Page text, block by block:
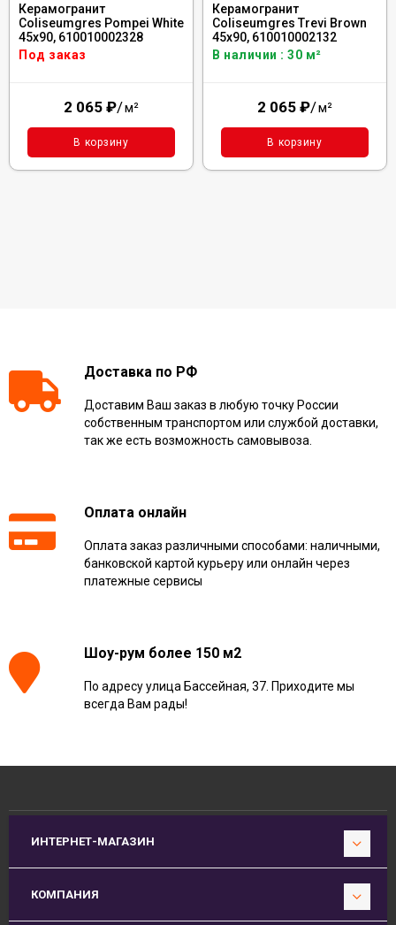
Керамогранит
Coliseumgres Pompei White
45x90, 610010002328
Под заказ
2 065 ₽/м²
В корзину
Керамогранит
Coliseumgres Trevi Brown
45x90, 610010002132
В наличии : 30 м²
2 065 ₽/м²
В корзину
Доставка по РФ
Доставим Ваш заказ в любую точку России
собственным транспортом или службой доставки,
так же есть возможность самовывоза.
Оплата онлайн
Оплата заказ различными способами: наличными,
банковской картой курьеру или онлайн через
платежные сервисы
Шоу-рум более 150 м2
По адресу улица Бассейная, 37. Приходите мы
всегда Вам рады!
ИНТЕРНЕТ-МАГАЗИН
КОМПАНИЯ